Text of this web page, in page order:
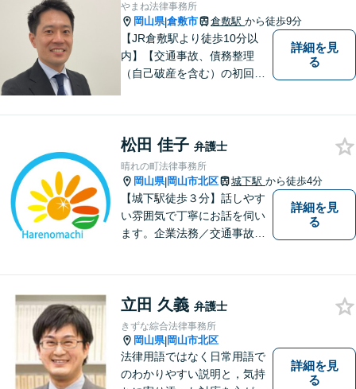
やまね法律事務所
岡山県|倉敷市 倉敷駅 から徒歩9分
【JR倉敷駅より徒歩10分以
内】【交通事故、債務整理
（自己破産を含む）の初回相
詳細を見
る
松田 佳子 弁護士
晴れの町法律事務所
岡山県|岡山市北区 城下駅 から徒歩4分
【城下駅徒歩３分】話しやす
い雰囲気で丁寧にお話を伺い
ます。企業法務／交通事故／
詳細を見
る
立田 久義 弁護士
きずな綜合法律事務所
岡山県|岡山市北区
法律用語ではなく日常用語で
のわかりやすい説明と，気持
詳細を見
る